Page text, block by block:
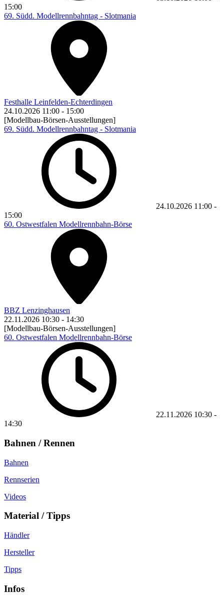
15:00
69. Südd. Modellrennbahntag - Slotmania
Festhalle Leinfelden-Echterdingen
24.10.2026 11:00 - 15:00
[Modellbau-Börsen-Ausstellungen]
69. Südd. Modellrennbahntag - Slotmania
24.10.2026 11:00 -
15:00
60. Ostwestfalen Modellrennbahn-Börse
BBZ Lenzinghausen
22.11.2026 10:30 - 14:30
[Modellbau-Börsen-Ausstellungen]
60. Ostwestfalen Modellrennbahn-Börse
22.11.2026 10:30 -
14:30
Bahnen / Rennen
Bahnen
Rennserien
Videos
Material / Tipps
Händler
Hersteller
Tipps
Infos